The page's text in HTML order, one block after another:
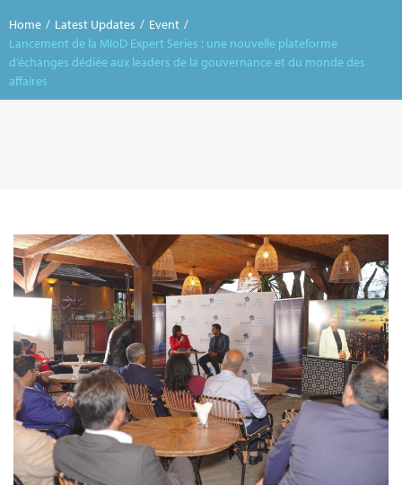
Home / Latest Updates / Event /
Lancement de la MIoD Expert Series : une nouvelle plateforme
d’échanges dédiée aux leaders de la gouvernance et du monde des
affaires